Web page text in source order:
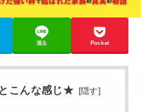
送る Pocket
こんな感じ★ [隠す]